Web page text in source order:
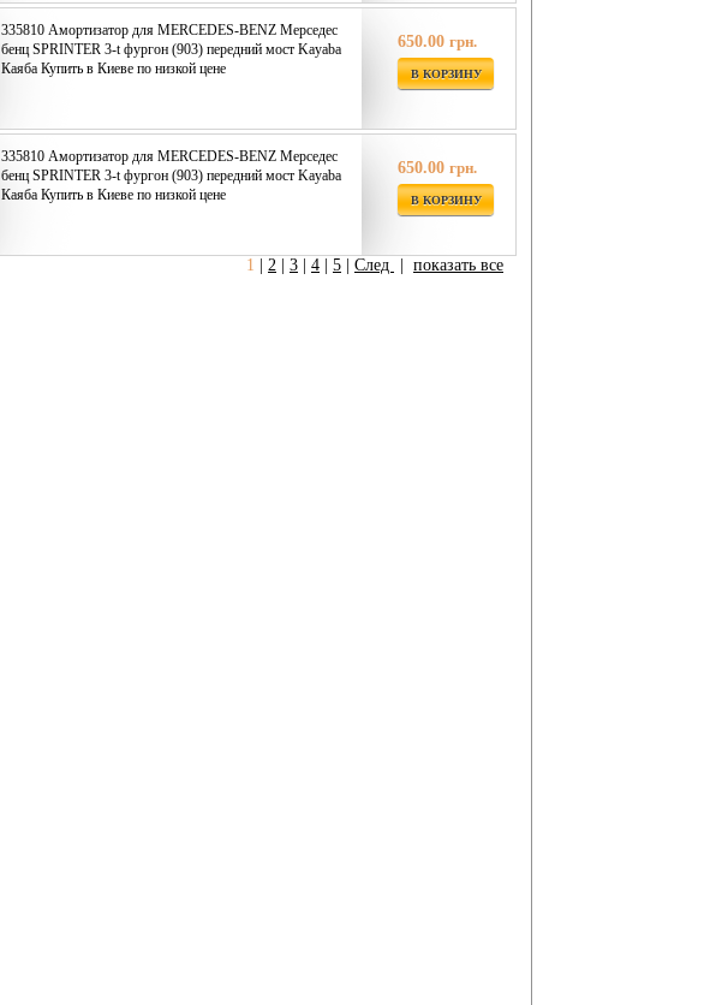
335810 Амортизатор для MERCEDES-BENZ Мерседес
бенц SPRINTER 3-t фургон (903) передний мост Kayaba
Каяба Купить в Киеве по низкой цене
650.00 грн.
В КОРЗИНУ
335810 Амортизатор для MERCEDES-BENZ Мерседес
бенц SPRINTER 3-t фургон (903) передний мост Kayaba
Каяба Купить в Киеве по низкой цене
650.00 грн.
В КОРЗИНУ
1 2 3 4 5 След показать все